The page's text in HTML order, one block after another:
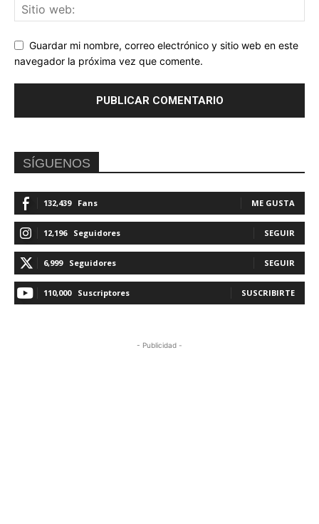
Guardar mi nombre, correo electrónico y sitio web en este
navegador la próxima vez que comente.
SÍGUENOS
132,439 Fans ME GUSTA
12,196 Seguidores SEGUIR
6,999 Seguidores SEGUIR
110,000 Suscriptores SUSCRIBIRTE
- Publicidad -